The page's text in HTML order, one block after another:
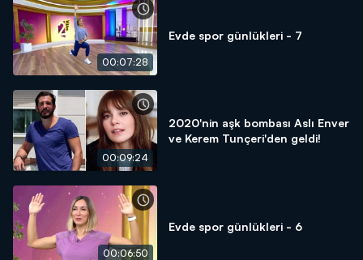
00:07:28
Evde spor günlükleri - 7
00:09:24
2020'nin aşk bombası Aslı Enver
ve Kerem Tunçeri'den geldi!
00:06:50
Evde spor günlükleri - 6